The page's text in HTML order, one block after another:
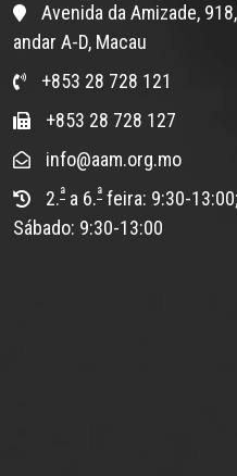
Avenida da Amizade,
andar A-D, Macau
+853 28 728 121
+853 28 728 127
info@aam.org.mo
2.ª a 6.ª feira: 9:30-
Sábado: 9:30-13:00